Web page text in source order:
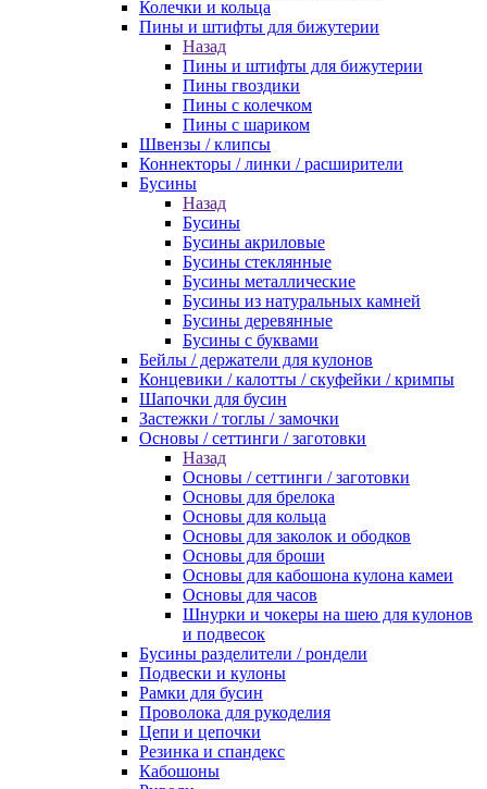
Колечки и кольца
Пины и штифты для бижутерии
Назад
Пины и штифты для бижутерии
Пины гвоздики
Пины с колечком
Пины с шариком
Швензы / клипсы
Коннекторы / линки / расширители
Бусины
Назад
Бусины
Бусины акриловые
Бусины стеклянные
Бусины металлические
Бусины из натуральных камней
Бусины деревянные
Бусины с буквами
Бейлы / держатели для кулонов
Концевики / калотты / скуфейки / кримпы
Шапочки для бусин
Застежки / тоглы / замочки
Основы / сеттинги / заготовки
Назад
Основы / сеттинги / заготовки
Основы для брелока
Основы для кольца
Основы для заколок и ободков
Основы для броши
Основы для кабошона кулона камеи
Основы для часов
Шнурки и чокеры на шею для кулонов
и подвесок
Бусины разделители / рондели
Подвески и кулоны
Рамки для бусин
Проволока для рукоделия
Цепи и цепочки
Резинка и спандекс
Кабошоны